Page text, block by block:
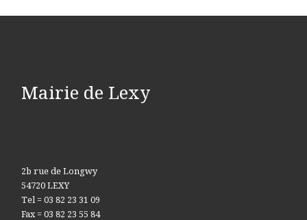
Mairie de Lexy
2b rue de Longwy
54720 LEXY
Tel = 03 82 23 31 09
Fax = 03 82 23 55 84